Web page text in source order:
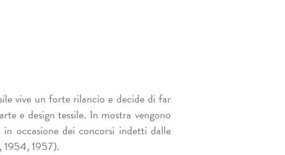
vive un forte rilancio e decide di far
e design tessile. In mostra vengono
occasione dei concorsi indetti dalle
1954, 1957).